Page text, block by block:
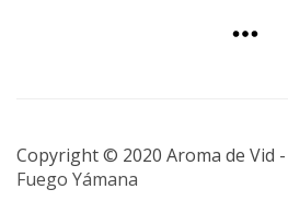
Copyright © 2020 Aroma de Vid -
Fuego Yámana